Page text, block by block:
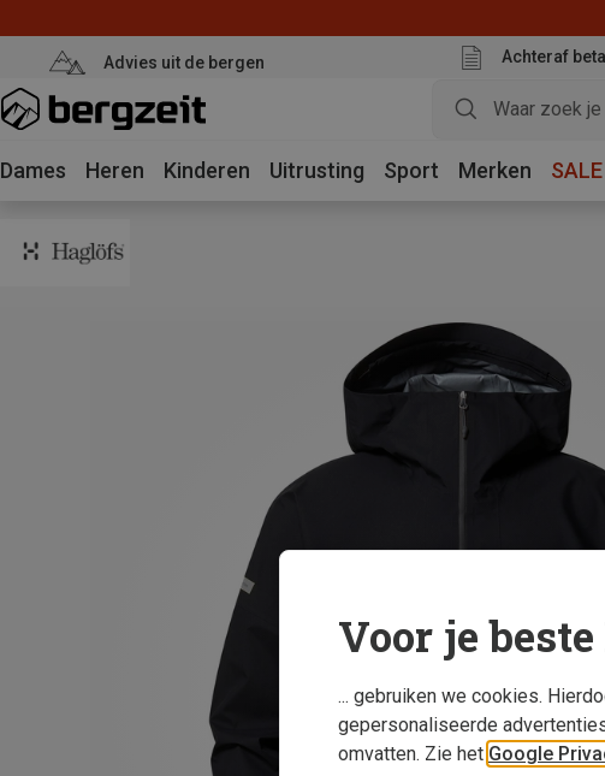
Advies uit de bergen Achteraf
Dames Heren Kinderen Uitrusting Sport Merken SALE
Voor je
... gebruiken we cookies.
gepersonaliseerde
omvatten. Zie het Google